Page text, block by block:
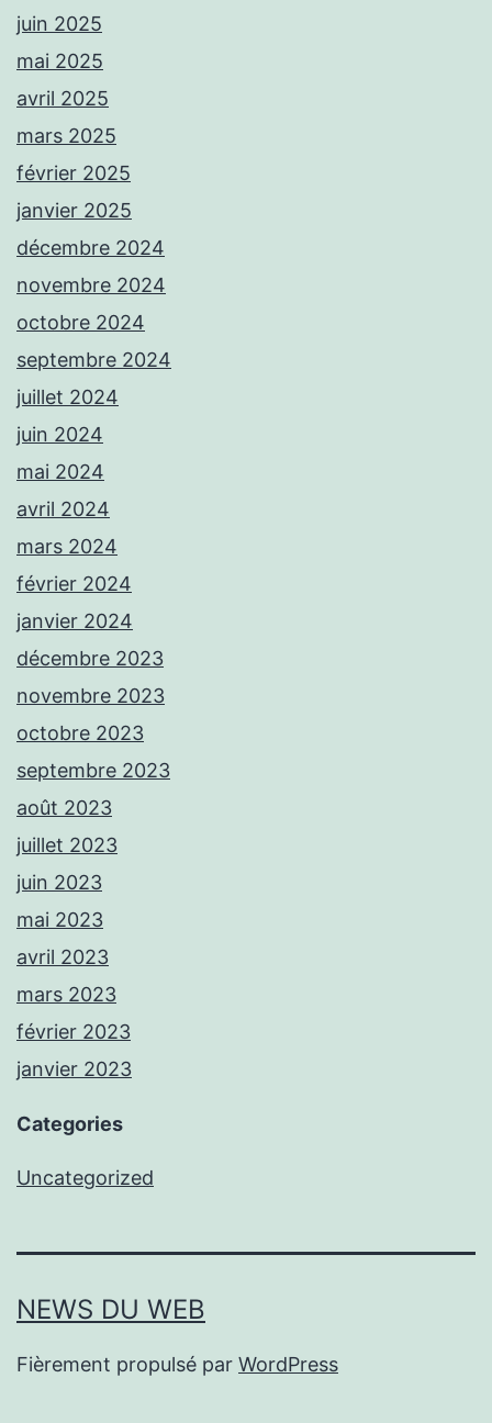
juin 2025
mai 2025
avril 2025
mars 2025
février 2025
janvier 2025
décembre 2024
novembre 2024
octobre 2024
septembre 2024
juillet 2024
juin 2024
mai 2024
avril 2024
mars 2024
février 2024
janvier 2024
décembre 2023
novembre 2023
octobre 2023
septembre 2023
août 2023
juillet 2023
juin 2023
mai 2023
avril 2023
mars 2023
février 2023
janvier 2023
Categories
Uncategorized
NEWS DU WEB
Fièrement propulsé par WordPress